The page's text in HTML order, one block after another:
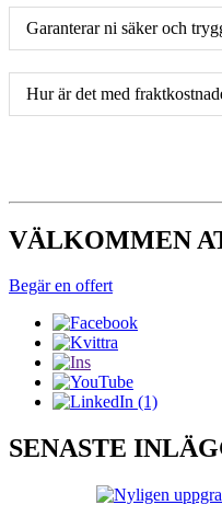
Garanterar ni säker och
Hur är det med
VÄLKOMMEN
Begär en offert
SENASTE